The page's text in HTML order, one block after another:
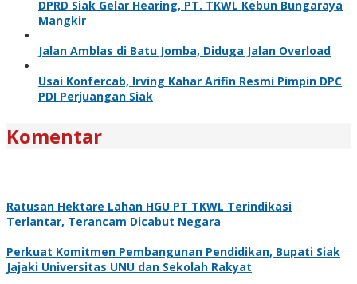
DPRD Siak Gelar Hearing, PT. TKWL Kebun Bungaraya
Mangkir
Jalan Amblas di Batu Jomba, Diduga Jalan Overload
Usai Konfercab, Irving Kahar Arifin Resmi Pimpin DPC
PDI Perjuangan Siak
Komentar
Ratusan Hektare Lahan HGU PT TKWL Terindikasi
Terlantar, Terancam Dicabut Negara
Perkuat Komitmen Pembangunan Pendidikan, Bupati Siak
Jajaki Universitas UNU dan Sekolah Rakyat